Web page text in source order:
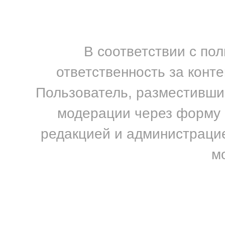
В соответствии с
ответственность за
Пользователь,
модерации через форму
редакцией и